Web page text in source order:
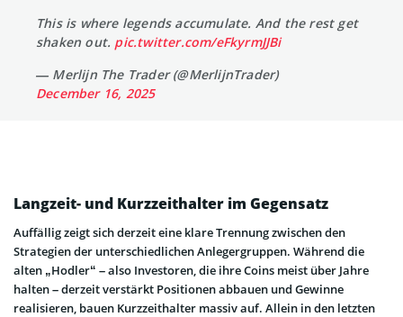
This is where legends accumulate. And the rest get
shaken out. pic.twitter.com/eFkyrmJJBi
— Merlijn The Trader (@MerlijnTrader)
December 16, 2025
Langzeit- und Kurzzeithalter im Gegensatz
Auffällig zeigt sich derzeit eine klare Trennung zwischen den
Strategien der unterschiedlichen Anlegergruppen. Während die
alten „Hodler“ – also Investoren, die ihre Coins meist über Jahre
halten – derzeit verstärkt Positionen abbauen und Gewinne
realisieren, bauen Kurzzeithalter massiv auf. Allein in den letzten